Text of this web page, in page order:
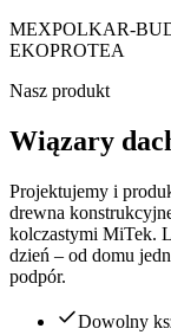
MEXPOLKAR-
EKOPROTEA
Nasz produkt
Wiązary
Projektujemy i
drewna
kolczastymi MiTek.
dzień – od domu
podpór.
Dowolny